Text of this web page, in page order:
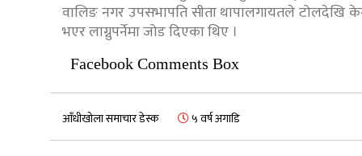
वालिङ नगर उपसभापति सीता थापालगायतले टोलदेखि
भएर लाग्नुपर्नेमा जोड दिएका थिए ।
Facebook Comments Box
आँधीखोला समाचार डेस्क ५ वर्ष अगाडि